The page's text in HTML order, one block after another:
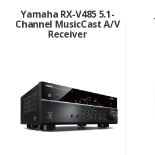
Yamaha RX-V485 5.1-
Channel MusicCast A/V
Receiver